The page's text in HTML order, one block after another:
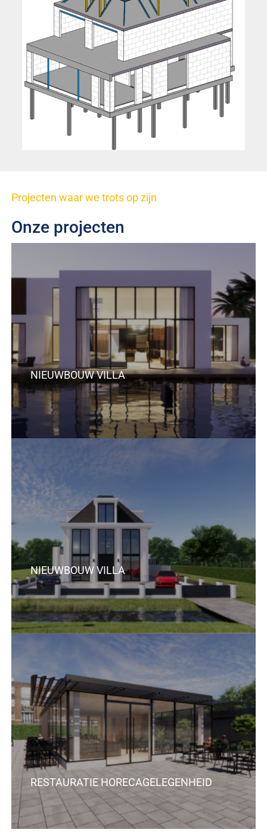
Projecten waar we trots op zijn
Onze projecten
NIEUWBOUW VILLA
NIEUWBOUW VILLA
RESTAURATIE HORECAGELEGENHEID